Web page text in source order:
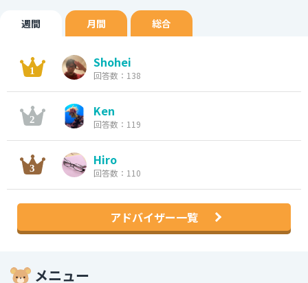
週間 月間 総合
Shohei
回答数：138
Ken
回答数：119
Hiro
回答数：110
アドバイザー一覧
メニュー